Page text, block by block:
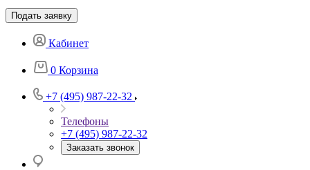
Подать заявку
Кабинет
0 Корзина
+7 (495) 987-22-32
Телефоны
+7 (495) 987-22-32
Заказать звонок